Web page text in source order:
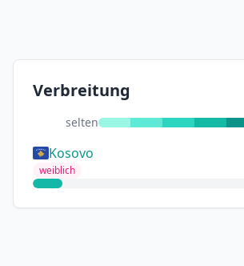
Verbreitung
selten
Kosovo
weiblich